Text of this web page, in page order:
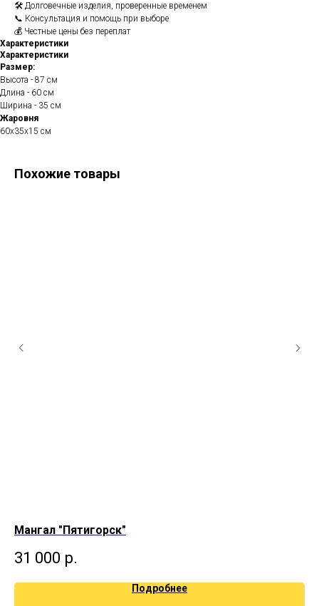
🛠️ Долговечные изделия, проверенные временем
📞 Консультация и помощь при выборе
💰 Честные цены без переплат
Характеристики
Характеристики
Размер:
Высота - 87 см
Длина - 60 см
Ширина - 35 см
Жаровня
60х35х15 см
Похожие товары
Мангал "Пятигорск"
31 000 р.
Подробнее